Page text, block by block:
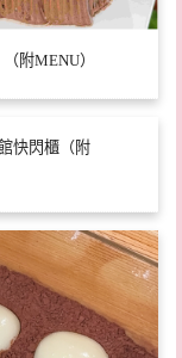
附MENU）
快閃櫃（附